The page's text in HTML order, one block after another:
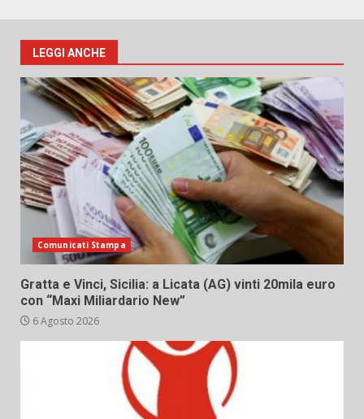
LEGGI ANCHE
Comunicati Stampa
Gratta e Vinci, Sicilia: a Licata (AG) vinti 20mila euro
con “Maxi Miliardario New”
6 Agosto 2026